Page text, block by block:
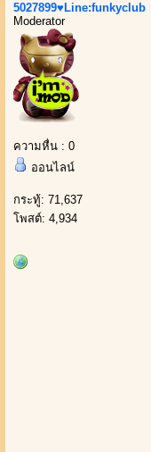
5027899♥Line:funkyclub
Moderator
ความหื่น : 0
ออนไลน์
กระทู้: 71,637
โพสต์: 4,934